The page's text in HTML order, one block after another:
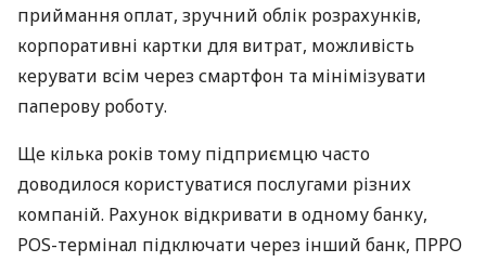
приймання оплат, зручний облік розрахунків,
корпоративні картки для витрат, можливість
керувати всім через смартфон та мінімізувати
паперову роботу.
Ще кілька років тому підприємцю часто
доводилося користуватися послугами різних
компаній. Рахунок відкривати в одному банку,
POS-термінал підключати через інший банк, ПРРО